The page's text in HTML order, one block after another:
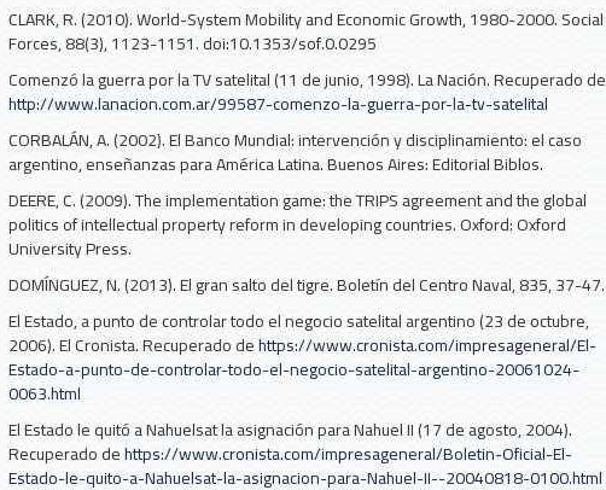
CLARK, R. (2010). World-System Mobility and Economic Growth, 1980-2000. Social
Forces, 88(3), 1123-1151. doi:10.1353/sof.0.0295
Comenzó la guerra por la TV satelital (11 de junio, 1998). La Nación. Recuperado de
http://www.lanacion.com.ar/99587-comenzo-la-guerra-por-la-tv-satelital
CORBALÁN, A. (2002). El Banco Mundial: intervención y disciplinamiento: el caso
argentino, enseñanzas para América Latina. Buenos Aires: Editorial Biblos.
DEERE, C. (2009). The implementation game: the TRIPS agreement and the global
politics of intellectual property reform in developing countries. Oxford: Oxford
University Press.
DOMÍNGUEZ, N. (2013). El gran salto del tigre. Boletín del Centro Naval, 835, 37-47.
El Estado, a punto de controlar todo el negocio satelital argentino (23 de octubre,
2006). El Cronista. Recuperado dehttps://www.cronista.com/impresageneral/El-
Estado-a-punto-de-controlar-todo-el-negocio-satelital-argentino-20061024-
0063.html
El Estado le quitó a Nahuelsat la asignación para Nahuel II (17 de agosto, 2004).
Recuperado dehttps://www.cronista.com/impresageneral/Boletin-Oficial-El-
Estado-le-quito-a-Nahuelsat-la-asignacion-para-Nahuel-II--20040818-0100.html